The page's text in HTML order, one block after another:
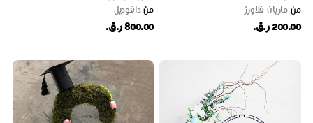
من ماریان فلاورز
200.00 ر.ق.
مندافوديل
800.00 ر.ق.